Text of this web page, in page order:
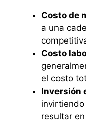
Costo de
a una
Costo
el costo
Inversión
resultar